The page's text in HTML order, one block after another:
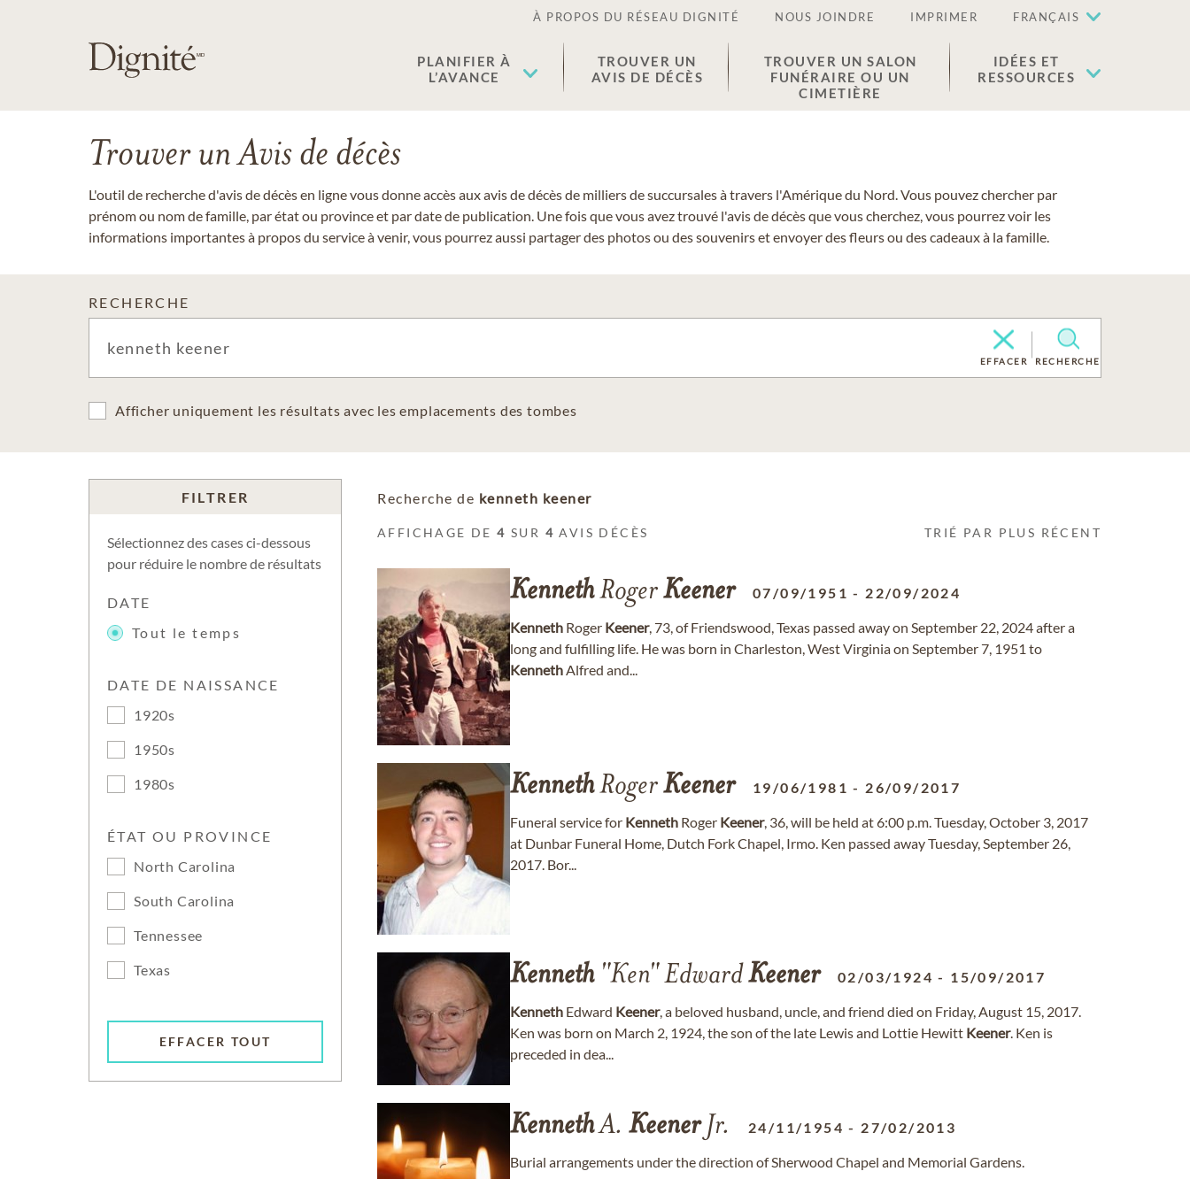
À PROPOS DU RÉSEAU DIGNITÉ NOUS JOINDRE IMPRIMER FRANÇAIS
PLANIFIER À
L’AVANCE
TROUVER UN
AVIS DE DÉCÈS
TROUVER UN SALON
FUNÉRAIRE OU UN
CIMETIÈRE
IDÉES ET
RESSOURCES
Trouver un Avis de décès
L'outil de recherche d'avis de décès en ligne vous donne accès aux avis de décès de milliers de succursales à travers l'Amérique du Nord. Vous pouvez chercher par
prénom ou nom de famille, par état ou province et par date de publication. Une fois que vous avez trouvé l'avis de décès que vous cherchez, vous pourrez voir les
informations importantes à propos du service à venir, vous pourrez aussi partager des photos ou des souvenirs et envoyer des fleurs ou des cadeaux à la famille.
RECHERCHE
EFFACER RECHERCHE
Afficher uniquement les résultats avec les emplacements des tombes
FILTRER
Sélectionnez des cases ci-dessous
pour réduire le nombre de résultats
DATE
Tout le temps
DATE DE NAISSANCE
1920s
1950s
1980s
ÉTAT OU PROVINCE
North Carolina
South Carolina
Tennessee
Texas
EFFACER TOUT
Recherche de kenneth keener
AFFICHAGE DE4 SUR 4 AVIS DÉCÈS TRIÉ PAR PLUS RÉCENT
KennethRogerKeener 07/09/1951 - 22/09/2024
Kenneth Roger Keener, 73, of Friendswood, Texas passed away on September 22, 2024 after a
long and fulfilling life. He was born in Charleston, West Virginia on September 7, 1951 to
KennethAlfred and...
KennethRogerKeener 19/06/1981 - 26/09/2017
Funeral service for Kenneth Roger Keener, 36, will be held at 6:00 p.m. Tuesday, October 3, 2017
at Dunbar Funeral Home, Dutch Fork Chapel, Irmo. Ken passed away Tuesday, September 26,
2017. Bor...
Kenneth"Ken" EdwardKeener 02/03/1924 - 15/09/2017
Kenneth Edward Keener, a beloved husband, uncle, and friend died on Friday, August 15, 2017.
Ken was born on March 2, 1924, the son of the late Lewis and Lottie Hewitt Keener. Ken is
preceded in dea...
KennethA. KeenerJr. 24/11/1954 - 27/02/2013
Burial arrangements under the direction of Sherwood Chapel and Memorial Gardens.